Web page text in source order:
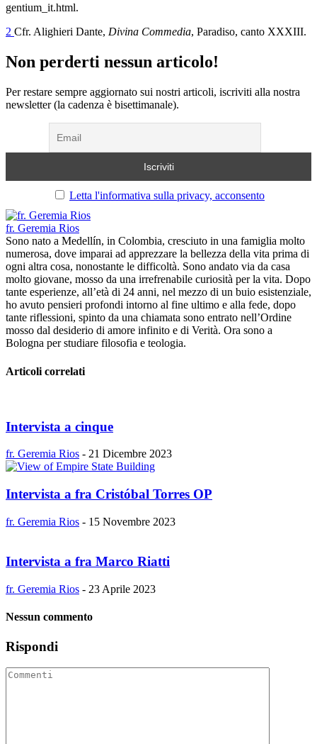
gentium_it.html.
2 Cfr. Alighieri Dante, Divina Commedia, Paradiso, canto XXXIII.
Non perderti nessun articolo!
Per restare sempre aggiornato sui nostri articoli, iscriviti alla nostra
newsletter (la cadenza è bisettimanale).
Letta l'informativa sulla privacy, acconsento
fr. Geremia Rios
Sono nato a Medellín, in Colombia, cresciuto in una famiglia molto
numerosa, dove imparai ad apprezzare la bellezza della vita prima di
ogni altra cosa, nonostante le difficoltà. Sono andato via da casa
molto giovane, mosso da una irrefrenabile curiosità per la vita. Dopo
tante esperienze, all’età di 24 anni, nel mezzo di un buio esistenziale,
ho avuto pensieri profondi intorno al fine ultimo e alla fede, dopo
tante riflessioni, spinto da una chiamata sono entrato nell’Ordine
mosso dal desiderio di amore infinito e di Verità. Ora sono a
Bologna per studiare filosofia e teologia.
Articoli correlati
Intervista a cinque
fr. Geremia Rios - 21 Dicembre 2023
Intervista a fra Cristóbal Torres OP
fr. Geremia Rios - 15 Novembre 2023
Intervista a fra Marco Riatti
fr. Geremia Rios - 23 Aprile 2023
Nessun commento
Rispondi